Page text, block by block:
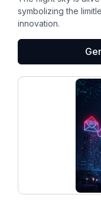
symbolizing the
innovation.